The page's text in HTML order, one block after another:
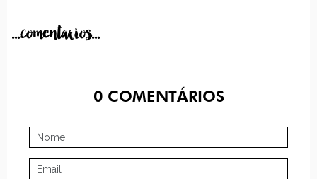
...comentarios...
0COMENTÁRIOS